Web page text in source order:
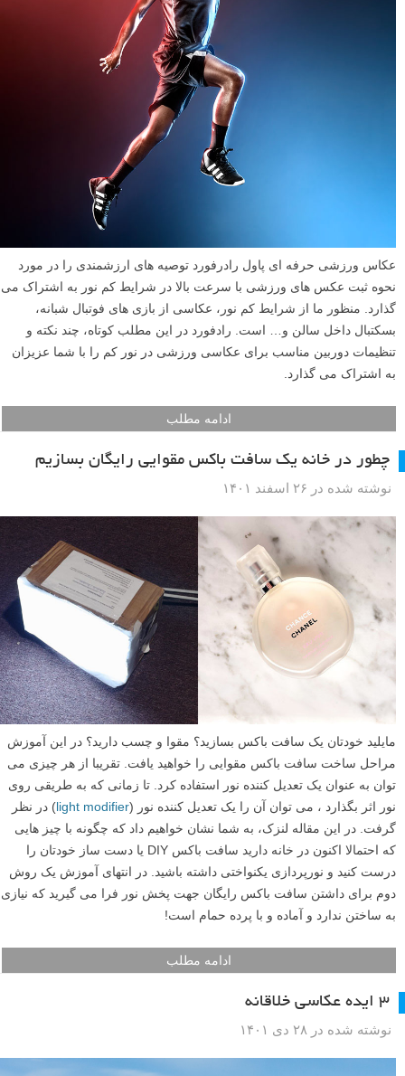
چگونه در شرایط کم نور مثل شب عکس های ورزشی با
عکاس ورزشی حرفه ای پاول رادرفورد توصیه های ارزشمندی را در مورد
نحوه ثبت عکس های ورزشی با سرعت بالا در شرایط کم نور به اشتراک می
گذارد. منظور ما از شرایط کم نور، عکاسی از بازی های فوتبال شبانه،
بسکتبال داخل سالن و… است. رادفورد در این مطلب کوتاه، چند نکته و
تنظیمات دوربین مناسب برای عکاسی ورزشی در نور کم را با شما عزیزان
به اشتراک می گذارد.
ادامه مطلب
چطور در خانه یک سافت باکس مقوایی رایگان بسازیم
نوشته شده در ۲۶ اسفند ۱۴۰۱
مراحل ساخت سافت باکس مقوایی را خواهید یافت. تقریبا از هر چیزی می
توان به عنوان یک تعدیل کننده نور استفاده کرد. تا زمانی که به طریقی روی
نور اثر بگذارد ، می توان آن را یک تعدیل کننده نور (light modifier) در نظر